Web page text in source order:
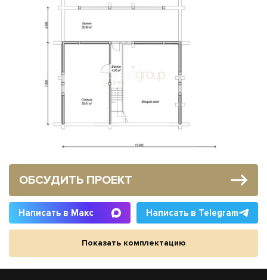
ОБСУДИТЬ ПРОЕКТ
Написать в Макс Написать в Telegram
Показать комплектацию